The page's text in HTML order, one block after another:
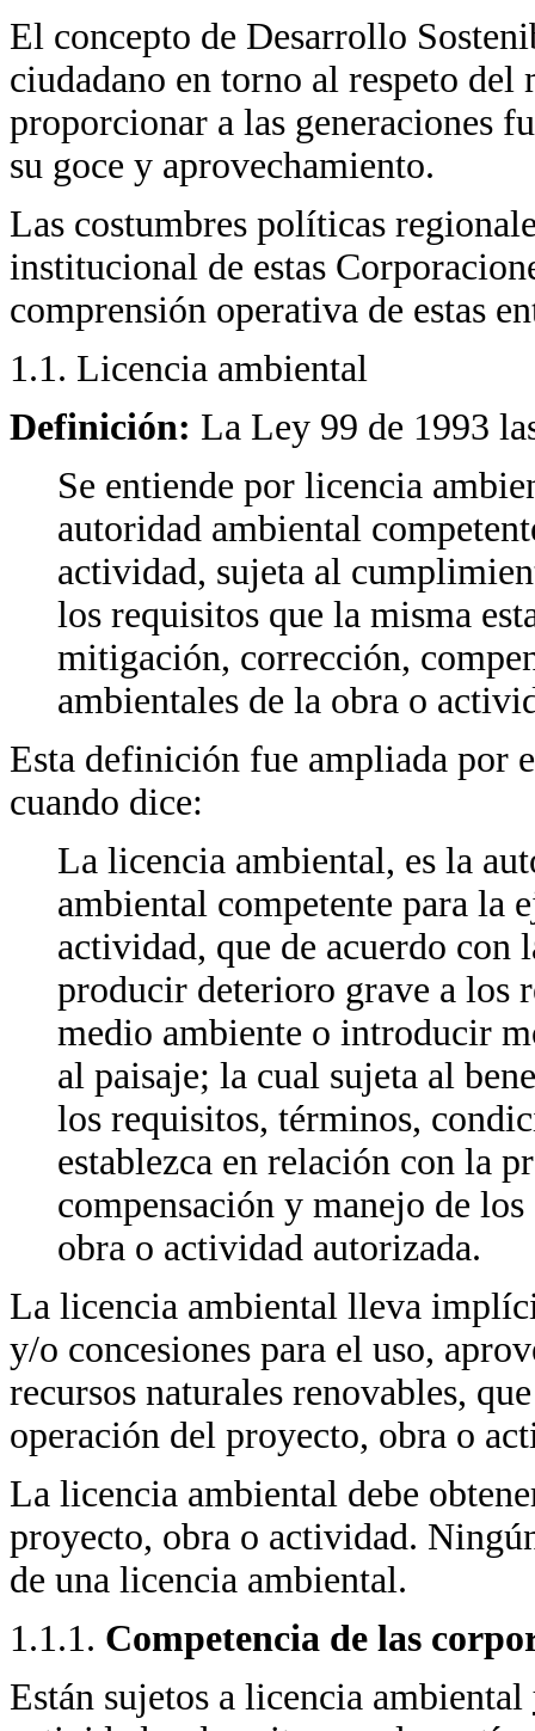
El concepto de Desarrollo
ciudadano en torno al respeto del
proporcionar a las generaciones
su goce y aprovechamiento.
Las costumbres políticas
institucional de estas
comprensión operativa de estas
1.1. Licencia ambiental
Definición: La Ley 99 de 1993
Se entiende por licencia
autoridad ambiental
actividad, sujeta al
los requisitos que la misma
mitigación, corrección,
ambientales de la obra o
Esta definición fue ampliada por
cuando dice:
La licencia ambiental, es la
ambiental competente para la
actividad, que de acuerdo con
producir deterioro grave a los
medio ambiente o introducir
al paisaje; la cual sujeta al
los requisitos, términos,
establezca en relación con la
compensación y manejo de
obra o actividad autorizada.
La licencia ambiental lleva
y/o concesiones para el uso,
recursos naturales renovables,
operación del proyecto, obra o
La licencia ambiental debe
proyecto, obra o actividad.
de una licencia ambiental.
1.1.1. Competencia de las
Están sujetos a licencia ambiental